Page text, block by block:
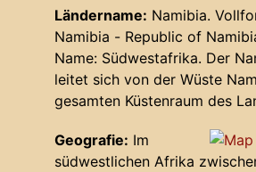
Ländername: Namibia.
Namibia - Republic of
Name: Südwestafrika. Der
leitet sich von der Wüste
gesamten Küstenraum des
Geografie: Im
südwestlichen Afrika